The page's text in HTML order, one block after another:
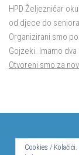
HPD Željezničar
od djece do
Organizirani smo
Gojzeki. Imamo
Otvoreni smo za
©
Cookies /